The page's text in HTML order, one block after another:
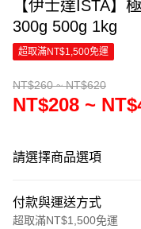
【伊士達ISTA】
300g 500g 1kg
超取滿NT$1,500免運
NT$260 ~ NT$620
NT$208 ~
請選擇商品選項
付款與運送方式
超取滿NT$1,500免運